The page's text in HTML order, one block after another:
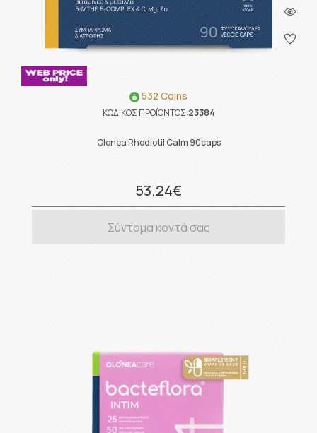
532 Coins
ΚΩΔΙΚΟΣ ΠΡΟΪΟΝΤΟΣ:23384
Olonea Rhodiotil Calm 90caps
53.24€
Σύντομα κοντά σας